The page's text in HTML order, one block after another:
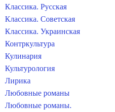
Классика. Русская
Классика. Советская
Классика. Украинская
Контркультура
Кулинария
Культурология
Лирика
Любовные романы
Любовные романы.